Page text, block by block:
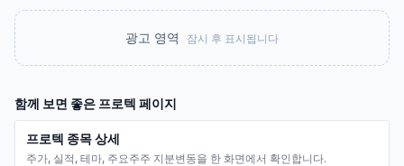
광고 영역 잠시 후 표시됩니다
함께 보면 좋은 프로텍 페이지
프로텍 종목 상세
주가, 실적, 테마, 주요주주 지분변동을 한 화면에서 확인합니다.